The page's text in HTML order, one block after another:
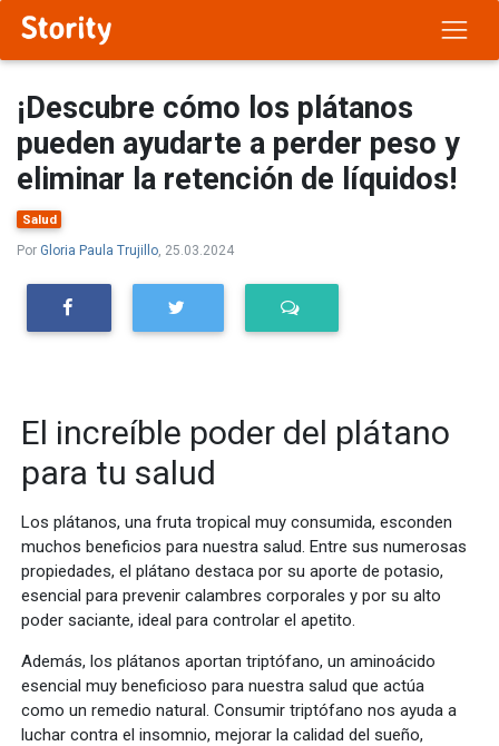
¡Descubre cómo los plátanos
pueden ayudarte a perder peso y
eliminar la retención de líquidos!
Salud
Por Gloria Paula Trujillo , 25.03.2024
El increíble poder del plátano
para tu salud
Los plátanos, una fruta tropical muy consumida, esconden
muchos beneficios para nuestra salud. Entre sus numerosas
propiedades, el plátano destaca por su aporte de potasio,
esencial para prevenir calambres corporales y por su alto
poder saciante, ideal para controlar el apetito.
Además, los plátanos aportan triptófano, un aminoácido
esencial muy beneficioso para nuestra salud que actúa
como un remedio natural. Consumir triptófano nos ayuda a
luchar contra el insomnio, mejorar la calidad del sueño,